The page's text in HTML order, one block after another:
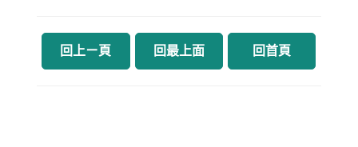
回上ㄧ頁 回最上面 回首頁